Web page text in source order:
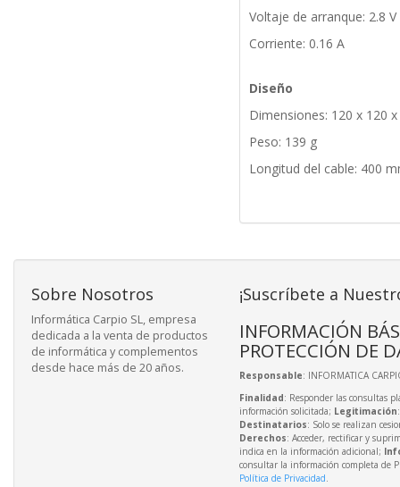
Voltaje de arranque: 2.8 V
Corriente: 0.16 A
Diseño
Dimensiones: 120 x 120
Peso: 139 g
Longitud del cable: 400
Sobre Nosotros
Informática Carpio SL, empresa
dedicada a la venta de productos
de informática y complementos
desde hace más de 20 años.
¡Suscríbete a
INFORMACIÓN
PROTECCIÓN DE
Responsable: INFORMATICA
Finalidad: Responder las consultas
información solicitada; Legitimación
Destinatarios: Solo se realizan
Derechos: Acceder, rectificar y
indica en la información adicional;
consultar la información completa de
Política de Privacidad.